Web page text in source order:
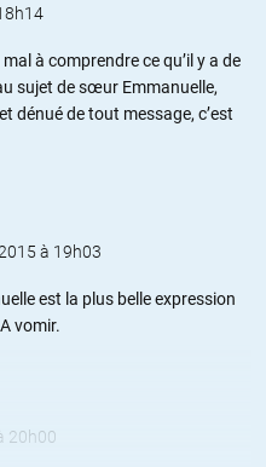
à comprendre ce qu’il y a de
sujet de sœur Emmanuelle,
dénué de tout message, c’est
à 19h03
est la plus belle expression
vomir.
20h00